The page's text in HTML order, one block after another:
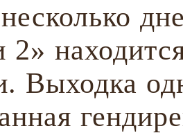
2»
Выходка